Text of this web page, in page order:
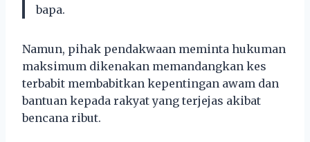
bapa.
Namun, pihak pendakwaan meminta hukuman
maksimum dikenakan memandangkan kes
terbabit membabitkan kepentingan awam dan
bantuan kepada rakyat yang terjejas akibat
bencana ribut.